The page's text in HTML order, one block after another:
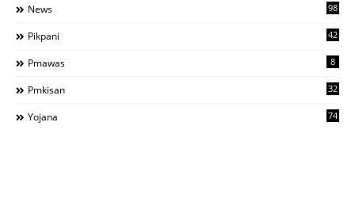
News 98
Pikpani 42
Pmawas 8
Pmkisan 32
Yojana 74